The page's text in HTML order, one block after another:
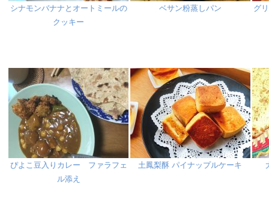
シナモンバナナとオートミールの
クッキー
ベサン粉蒸しパン グ
ぴよこ豆入りカレー ファラフェ
ル添え
土鳳梨酥 パイナップルケーキ